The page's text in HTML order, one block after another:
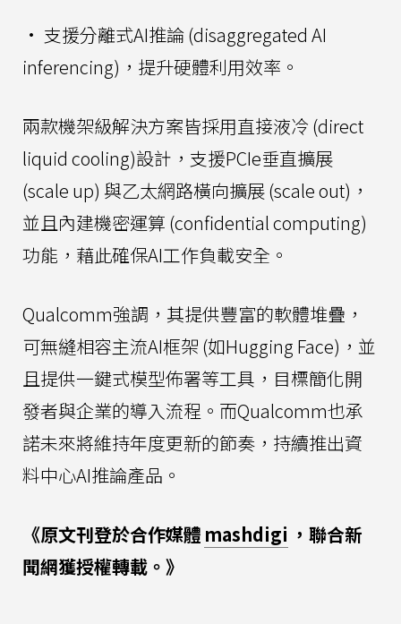
• 支援分離式AI推論 (disaggregated AI
inferencing)，提升硬體利用效率。
兩款機架級解決方案皆採用直接液冷 (direct
liquid cooling)設計，支援PCIe垂直擴展
(scale up) 與乙太網路橫向擴展 (scale out)，
並且內建機密運算 (confidential computing)
功能，藉此確保AI工作負載安全。
Qualcomm強調，其提供豐富的軟體堆疊，
可無縫相容主流AI框架 (如Hugging Face)，並
且提供一鍵式模型佈署等工具，目標簡化開
發者與企業的導入流程。而Qualcomm也承
諾未來將維持年度更新的節奏，持續推出資
料中心AI推論產品。
《原文刊登於合作媒體 mashdigi ，聯合新
聞網獲授權轉載。》